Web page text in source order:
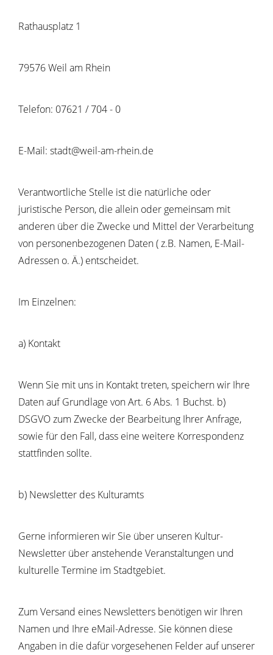
Rathausplatz 1
79576 Weil am Rhein
Telefon: 07621 / 704 - 0
E-Mail: stadt@weil-am-rhein.de
Verantwortliche Stelle ist die natürliche oder
juristische Person, die allein oder gemeinsam mit
anderen über die Zwecke und Mittel der Verarbeitung
von personenbezogenen Daten ( z.B. Namen, E-Mail-
Adressen o. Ä.) entscheidet.
Im Einzelnen:
a) Kontakt
Wenn Sie mit uns in Kontakt treten, speichern wir Ihre
Daten auf Grundlage von Art. 6 Abs. 1 Buchst. b)
DSGVO zum Zwecke der Bearbeitung Ihrer Anfrage,
sowie für den Fall, dass eine weitere Korrespondenz
stattfinden sollte.
b) Newsletter des Kulturamts
Gerne informieren wir Sie über unseren Kultur-
Newsletter über anstehende Veranstaltungen und
kulturelle Termine im Stadtgebiet.
Zum Versand eines Newsletters benötigen wir Ihren
Namen und Ihre eMail-Adresse. Sie können diese
Angaben in die dafür vorgesehenen Felder auf unserer